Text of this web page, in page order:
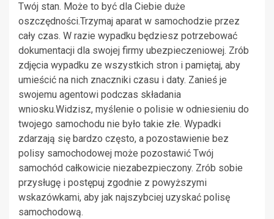
Twój stan. Może to być dla Ciebie duże
oszczędności.Trzymaj aparat w samochodzie przez
cały czas. W razie wypadku będziesz potrzebować
dokumentacji dla swojej firmy ubezpieczeniowej. Zrób
zdjęcia wypadku ze wszystkich stron i pamiętaj, aby
umieścić na nich znaczniki czasu i daty. Zanieś je
swojemu agentowi podczas składania
wniosku.Widzisz, myślenie o polisie w odniesieniu do
twojego samochodu nie było takie złe. Wypadki
zdarzają się bardzo często, a pozostawienie bez
polisy samochodowej może pozostawić Twój
samochód całkowicie niezabezpieczony. Zrób sobie
przysługę i postępuj zgodnie z powyższymi
wskazówkami, aby jak najszybciej uzyskać polisę
samochodową.